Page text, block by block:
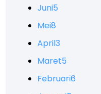
Juni5
Mei8
April3
Maret5
Februari6